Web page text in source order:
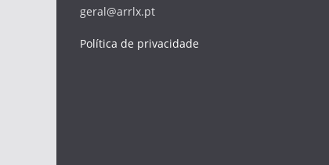
geral@arrlx.pt
Política de privacidade